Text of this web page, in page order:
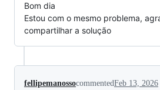
Bom dia
Estou com o mesmo problema,
compartilhar a solução
fellipemanossocommentedFeb 13, 2026